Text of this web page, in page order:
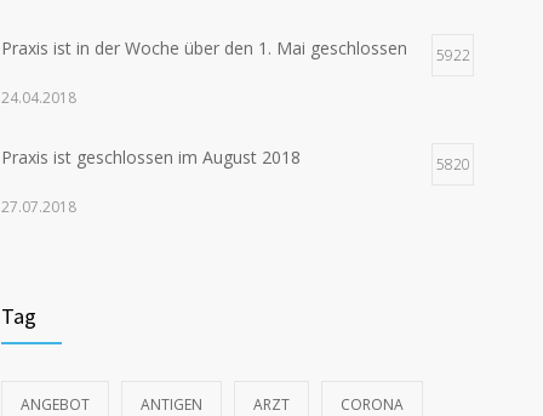
Praxis ist in der Woche über den 1. Mai geschlossen 5922
24.04.2018
Praxis ist geschlossen im August 2018 5820
27.07.2018
18.09.2018
Tag
ANGEBOT ANTIGEN ARZT CORONA